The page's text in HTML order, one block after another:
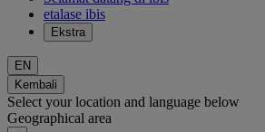
etalase ibis
Ekstra
EN
Kembali
Select your location and language below
Geographical area